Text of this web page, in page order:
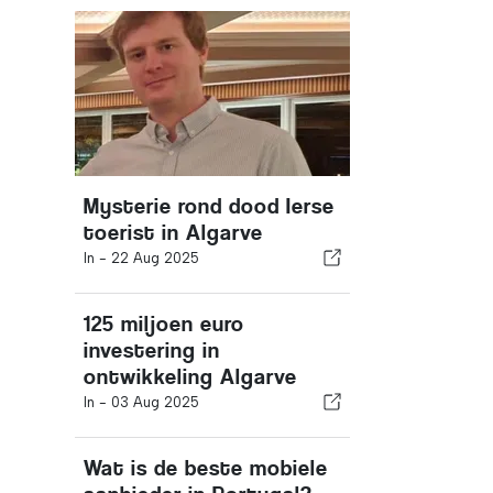
Mysterie rond dood Ierse
toerist in Algarve
In - 22 Aug 2025
125 miljoen euro
investering in
ontwikkeling Algarve
In - 03 Aug 2025
Wat is de beste mobiele